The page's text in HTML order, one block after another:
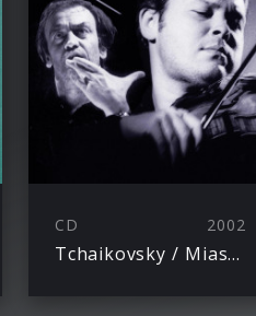
CD 2002
Tchaikovsky / Miaskovsky: Violin Concertos